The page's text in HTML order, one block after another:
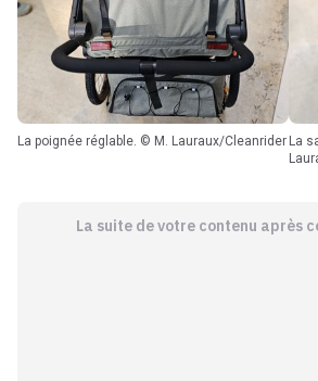
La poignée réglable. © M. Lauraux/Cleanrider La sacoche 43 L est incluse. © M.
La suite de votre contenu après